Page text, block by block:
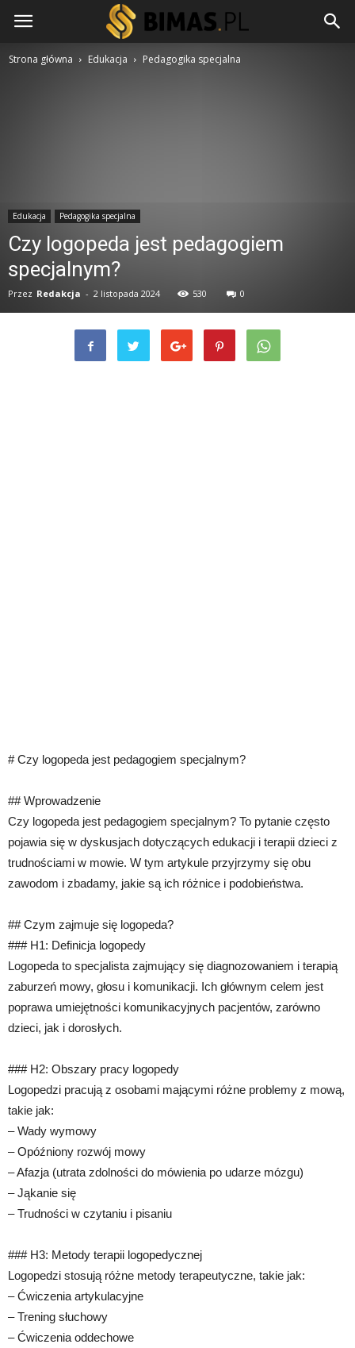
Strona główna Edukacja Pedagogika specjalna
Edukacja Pedagogika specjalna
Czy logopeda jest pedagogiem
specjalnym?
Przez Redakcja - 2 listopada 2024 530 0
# Czy logopeda jest pedagogiem specjalnym?
## Wprowadzenie
Czy logopeda jest pedagogiem specjalnym? To pytanie często
pojawia się w dyskusjach dotyczących edukacji i terapii dzieci z
trudnościami w mowie. W tym artykule przyjrzymy się obu
zawodom i zbadamy, jakie są ich różnice i podobieństwa.
## Czym zajmuje się logopeda?
### H1: Definicja logopedy
Logopeda to specjalista zajmujący się diagnozowaniem i terapią
zaburzeń mowy, głosu i komunikacji. Ich głównym celem jest
poprawa umiejętności komunikacyjnych pacjentów, zarówno
dzieci, jak i dorosłych.
### H2: Obszary pracy logopedy
Logopedzi pracują z osobami mającymi różne problemy z mową,
takie jak:
– Wady wymowy
– Opóźniony rozwój mowy
– Afazja (utrata zdolności do mówienia po udarze mózgu)
– Jąkanie się
– Trudności w czytaniu i pisaniu
### H3: Metody terapii logopedycznej
Logopedzi stosują różne metody terapeutyczne, takie jak:
– Ćwiczenia artykulacyjne
– Trening słuchowy
– Ćwiczenia oddechowe